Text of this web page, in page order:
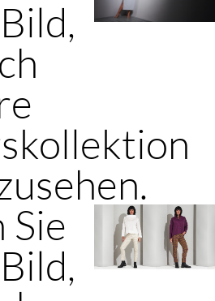
Sie